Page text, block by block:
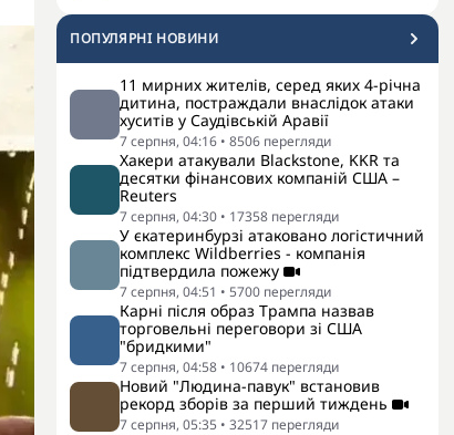
ПОПУЛЯРНI НОВИНИ
11 мирних жителів, серед яких 4-річна
дитина, постраждали внаслідок атаки
хуситів у Саудівській Аравії
7 серпня, 04:16 • 8506 перегляди
Хакери атакували Blackstone, KKR та
десятки фінансових компаній США –
Reuters
7 серпня, 04:30 • 17358 перегляди
У єкатеринбурзі атаковано логістичний
комплекс Wildberries - компанія
підтвердила пожежу
7 серпня, 04:51 • 5700 перегляди
Карні після образ Трампа назвав
торговельні переговори зі США
"бридкими"
7 серпня, 04:58 • 10674 перегляди
Новий "Людина-павук" встановив
рекорд зборів за перший тиждень
7 серпня, 05:35 • 32517 перегляди